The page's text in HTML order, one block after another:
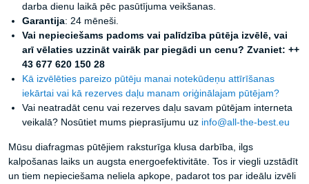
darba dienu laikā pēc pasūtījuma veikšanas.
Garantija: 24 mēneši.
Vai nepieciešams padoms vai palīdzība pūtēja izvēlē, vai
arī vēlaties uzzināt vairāk par piegādi un cenu? Zvaniet: ++
43 677 620 150 28
Kā izvēlēties pareizo pūtēju manai notekūdeņu attīrīšanas
iekārtai vai kā rezerves daļu manam oriģinālajam pūtējam?
Vai neatradāt cenu vai rezerves daļu savam pūtējam interneta
veikalā? Nosūtiet mums pieprasījumu uz info@all-the-best.eu
Mūsu diafragmas pūtējiem raksturīga klusa darbība, ilgs
kalpošanas laiks un augsta energoefektivitāte. Tos ir viegli uzstādīt
un tiem nepieciešama neliela apkope, padarot tos par ideālu izvēli